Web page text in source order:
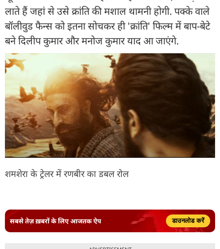
लाते हैं जहां से उसे क्रांति की मशाल थामनी होगी. पक्के वाले
बॉलीवुड फैन्स को इतना सोचकर ही 'क्रांति' फिल्म में बाप-बेटे
बने दिलीप कुमार और मनोज कुमार याद आ जाएंगे.
शमशेरा के ट्रेलर में रणबीर का डबल रोल
सबसे तेज़ ख़बरों के लिए आजतक ऐप डाउनलोड करें